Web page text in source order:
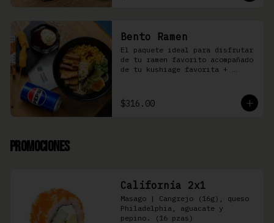
Bento Ramen
El paquete ideal para disfrutar
de tu ramen favorito acompañado
de tu kushiage favorita +
$316.00
Promociones
California 2x1
Masago | Cangrejo (16g), queso
Philadelphia, aguacate y
pepino. (16 pzas)